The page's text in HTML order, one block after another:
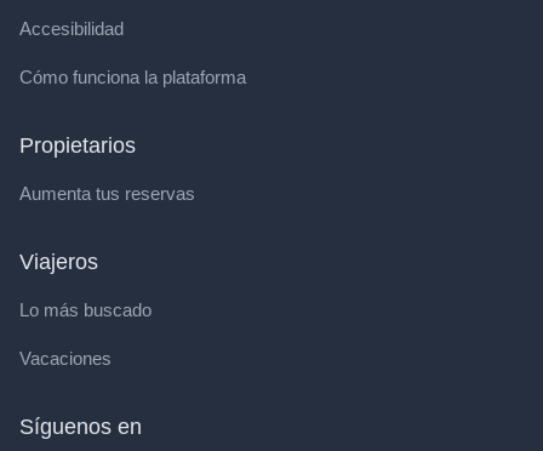
Accesibilidad
Cómo funciona la plataforma
Propietarios
Aumenta tus reservas
Viajeros
Lo más buscado
Vacaciones
Síguenos en